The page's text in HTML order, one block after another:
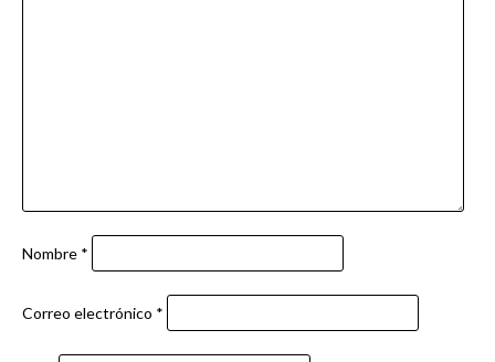
Nombre *
Correo electrónico *